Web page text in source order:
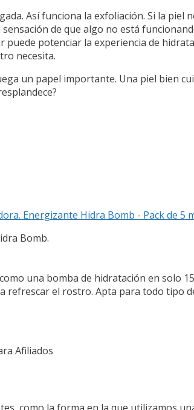
Así funciona la exfoliación. Si la piel
de que algo no está
potenciar la experiencia de
necesita.
un papel importante. Una piel bien
Energizante Hidra Bomb - Pack de 5
Bomb.
una bomba de hidratación en solo
el rostro. Apta para todo tipo
Afiliados